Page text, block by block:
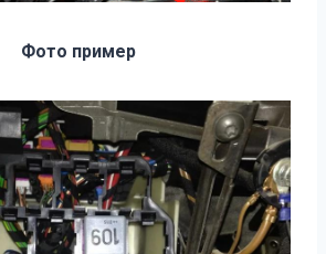
Фото пример